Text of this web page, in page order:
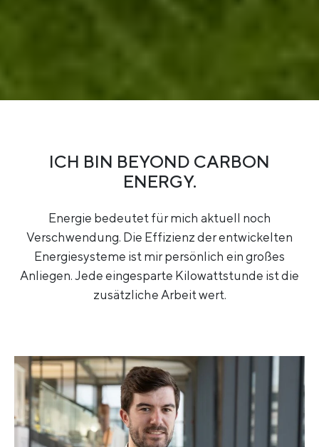
ICH BIN BEYOND CARBON
ENERGY.
Energie bedeutet für mich aktuell noch
Verschwendung. Die Effizienz der entwickelten
Energiesysteme ist mir persönlich ein großes
Anliegen. Jede eingesparte Kilowattstunde ist die
zusätzliche Arbeit wert.